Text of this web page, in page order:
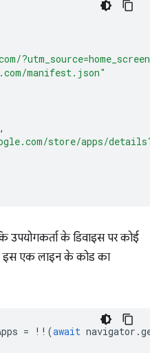
manifest.json"
,
store/apps/
के डिवाइस पर कोई
इस एक लाइन के कोड का
= !! (await navigator .